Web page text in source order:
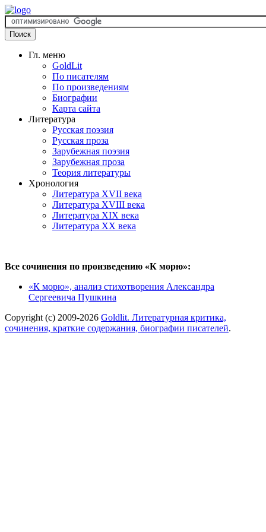
Гл. меню
GoldLit
По писателям
По произведениям
Биографии
Карта сайта
Литература
Русская поэзия
Русская проза
Зарубежная поэзия
Зарубежная проза
Теория литературы
Хронология
Литература XVII века
Литература XVIII века
Литература XIX века
Литература XX века
Все сочинения по произведению «К морю»:
«К морю», анализ стихотворения Александра
Сергеевича Пушкина
Copyright (c) 2009-2026 Goldlit. Литературная критика,
сочинения, краткие содержания, биографии писателей.